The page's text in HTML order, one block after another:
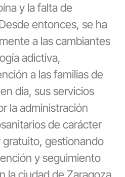
y la falta de
entonces, se ha
a las cambiantes
adictiva,
a las familias de
día, sus servicios
la administración
de carácter
gratuito, gestionando
y seguimiento
la ciudad de Zaragoza